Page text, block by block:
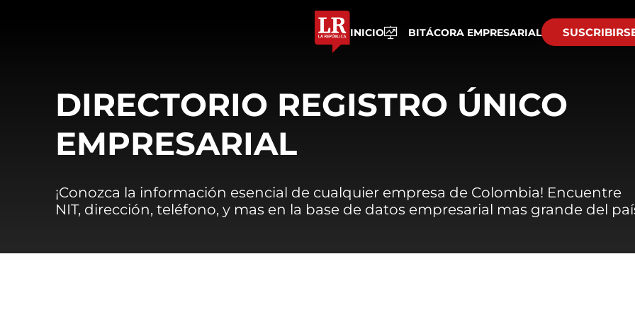
INICIO BITÁCORA EMPRESARIAL
DIRECTORIO REGISTRO ÚNICO
EMPRESARIAL
¡Conozca la información esencial de cualquier empresa de Colombia! Encuentre
NIT, dirección, teléfono, y mas en la base de datos empresarial mas grande del